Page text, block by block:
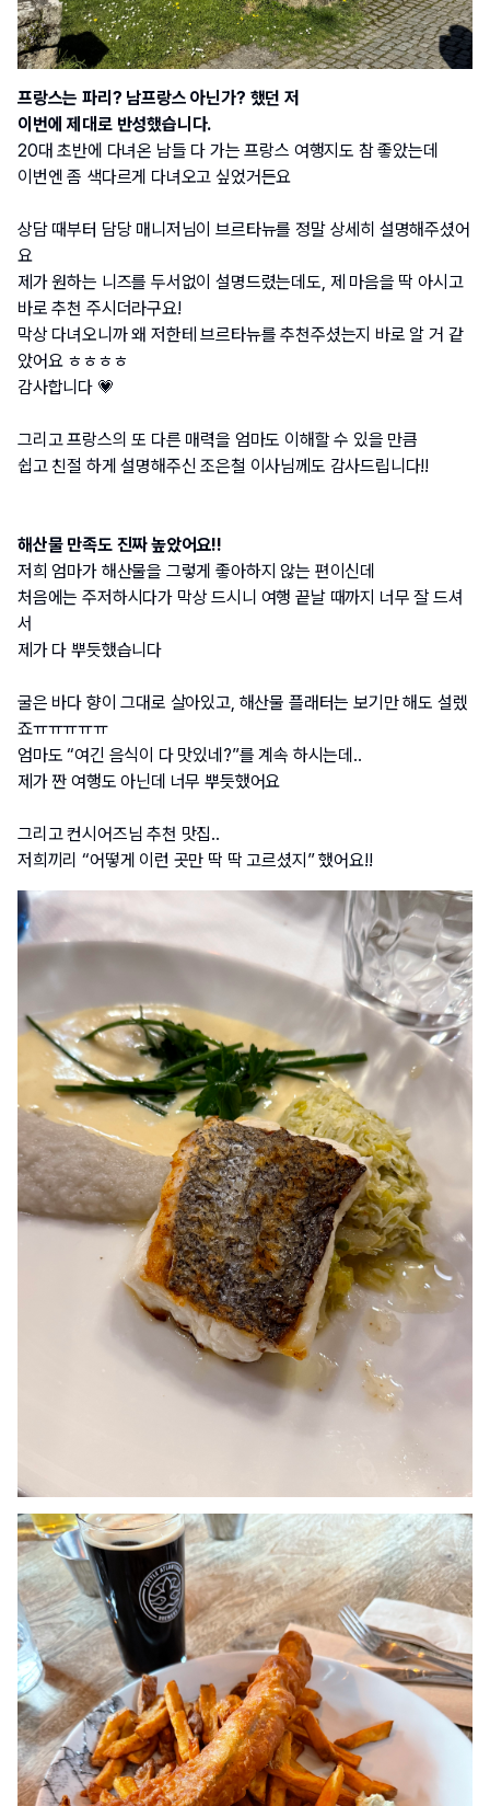
프랑스는 파리? 남프랑스 아닌가? 했던 저
이번에 제대로 반성했습니다.
20대 초반에 다녀온 남들 다 가는 프랑스 여행지도 참 좋았는데
이번엔 좀 색다르게 다녀오고 싶었거든요
상담 때부터 담당 매니저님이 브르타뉴를 정말 상세히 설명해주셨어
요
제가 원하는 니즈를 두서없이 설명드렸는데도, 제 마음을 딱 아시고
바로 추천 주시더라구요!
막상 다녀오니까 왜 저한테 브르타뉴를 추천주셨는지 바로 알 거 같
았어요 ㅎㅎㅎㅎ
감사합니다 💗
그리고 프랑스의 또 다른 매력을 엄마도 이해할 수 있을 만큼
쉽고 친절 하게 설명해주신 조은철 이사님께도 감사드립니다!!
해산물 만족도 진짜 높았어요!!
저희 엄마가 해산물을 그렇게 좋아하지 않는 편이신데
처음에는 주저하시다가 막상 드시니 여행 끝날 때까지 너무 잘 드셔
서
제가 다 뿌듯했습니다
굴은 바다 향이 그대로 살아있고, 해산물 플래터는 보기만 해도 설렜
죠ㅠㅠㅠㅠㅠ
엄마도 “여긴 음식이 다 맛있네?”를 계속 하시는데..
제가 짠 여행도 아닌데 너무 뿌듯했어요
그리고 컨시어즈님 추천 맛집..
저희끼리 “어떻게 이런 곳만 딱 딱 고르셨지” 했어요!!